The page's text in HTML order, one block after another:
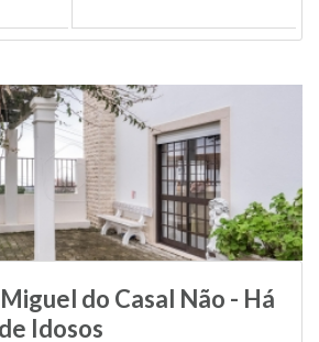
do Casal Não - Há
Idosos